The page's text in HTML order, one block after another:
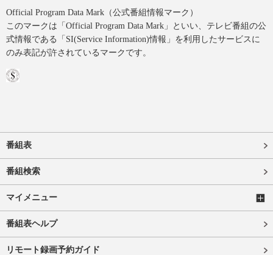
Official Program Data Mark（公式番組情報マーク）
このマークは「Official Program Data Mark」といい、テレビ番組の公
式情報である「SI(Service Information)情報」を利用したサービスに
のみ表記が許されているマークです。
番組表
番組検索
マイメニュー
番組表ヘルプ
リモート録画予約ガイド